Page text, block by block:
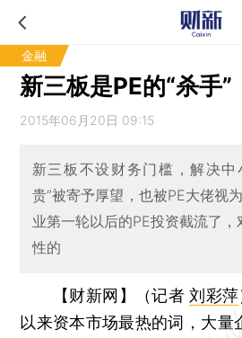
金融
新三板是PE的“杀手”
2015年06月20日 09:15
新三板不设财务门槛，解决中
贵”被寄予厚望，也被PE大佬视
业第一轮以后的PE投资截流了
性的
【财新网】（记者刘彩萍
以来资本市场最热的词，大量